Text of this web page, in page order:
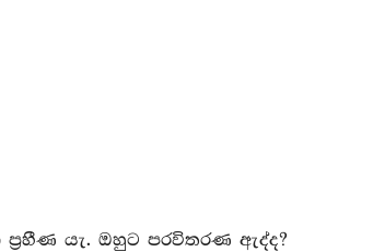
ප්‍රහීණ යැ. ඔහුට පරවිතරණ ඇද්ද?